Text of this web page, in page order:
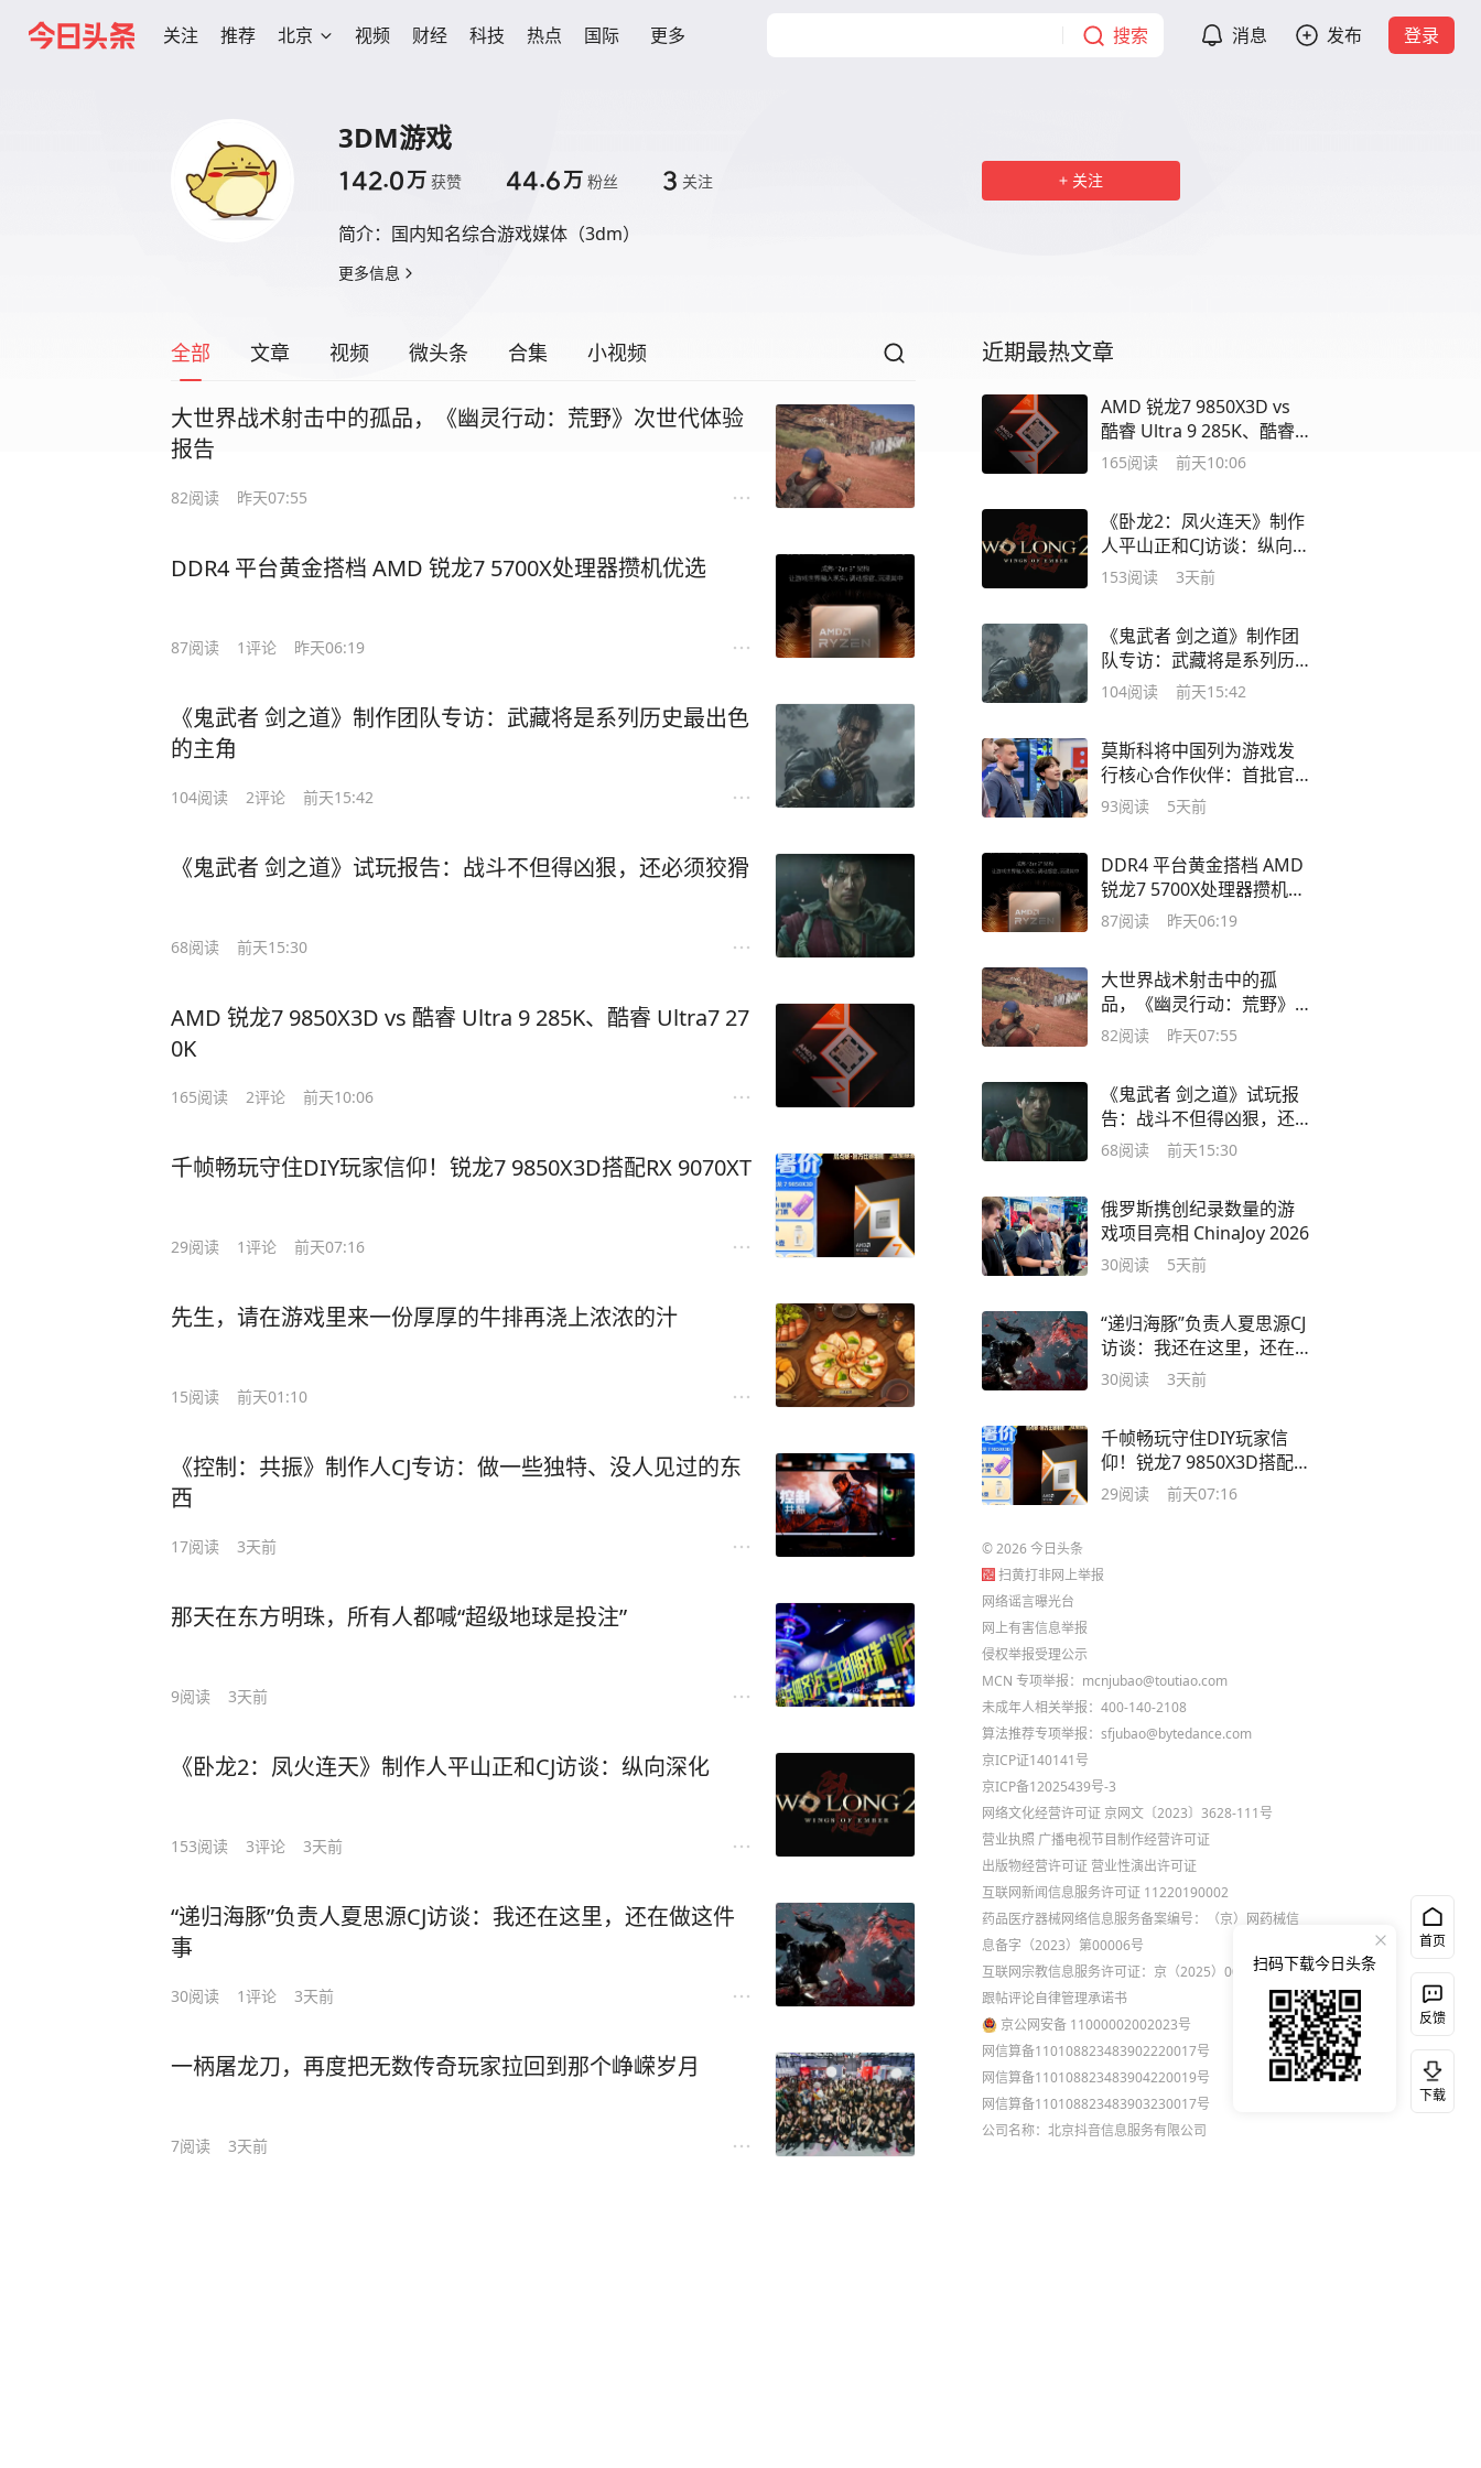
关注 推荐 北京 视频 财经 科技 热点 国际 更多 搜索 消息 发布 登录
3DM游戏
142.0万 获赞 44.6万 粉丝 3 关注
简介： 国内知名综合游戏媒体（3dm）
更多信息
关注
全部 文章 视频 微头条 合集 小视频
大世界战术射击中的孤品，《幽灵行动：荒野》次世代体验
报告
82阅读 昨天07:55
DDR4 平台黄金搭档 AMD 锐龙7 5700X处理器攒机优选
87阅读 1评论 昨天06:19
《鬼武者 剑之道》制作团队专访：武藏将是系列历史最出色
的主角
104阅读 2评论 前天15:42
《鬼武者 剑之道》试玩报告：战斗不但得凶狠，还必须狡猾
68阅读 前天15:30
AMD 锐龙7 9850X3D vs 酷睿 Ultra 9 285K、酷睿 Ultra7 27
0K
165阅读 2评论 前天10:06
千帧畅玩守住DIY玩家信仰！锐龙7 9850X3D搭配RX 9070XT
29阅读 1评论 前天07:16
先生，请在游戏里来一份厚厚的牛排再浇上浓浓的汁
15阅读 前天01:10
《控制：共振》制作人CJ专访：做一些独特、没人见过的东
西
17阅读 3天前
那天在东方明珠，所有人都喊“超级地球是投注”
9阅读 3天前
《卧龙2：凤火连天》制作人平山正和CJ访谈：纵向深化
153阅读 3评论 3天前
“递归海豚”负责人夏思源CJ访谈：我还在这里，还在做这件
事
30阅读 1评论 3天前
一柄屠龙刀，再度把无数传奇玩家拉回到那个峥嵘岁月
7阅读 3天前
近期最热文章
AMD 锐龙7 9850X3D vs
酷睿 Ultra 9 285K、酷睿
Ultra7 270K
165阅读 前天10:06
《卧龙2：凤火连天》制作
人平山正和CJ访谈：纵向深
化
153阅读 3天前
《鬼武者 剑之道》制作团
队专访：武藏将是系列历
史最出色的主角
104阅读 前天15:42
莫斯科将中国列为游戏发
行核心合作伙伴：首批官
方大作年内登陆
93阅读 5天前
DDR4 平台黄金搭档 AMD
锐龙7 5700X处理器攒机优
选
87阅读 昨天06:19
大世界战术射击中的孤
品，《幽灵行动：荒野》
次世代体验报告
82阅读 昨天07:55
《鬼武者 剑之道》试玩报
告：战斗不但得凶狠，还
必须狡猾
68阅读 前天15:30
俄罗斯携创纪录数量的游
戏项目亮相 ChinaJoy 2026
30阅读 5天前
“递归海豚”负责人夏思源CJ
访谈：我还在这里，还在
做这件事
30阅读 3天前
千帧畅玩守住DIY玩家信
仰！锐龙7 9850X3D搭配
RX 9070XT
29阅读 前天07:16
©2026今日头条
扫黄打非网上举报
网络谣言曝光台
网上有害信息举报
侵权举报受理公示
MCN 专项举报：mcnjubao@toutiao.com
未成年人相关举报：400-140-2108
算法推荐专项举报：sfjubao@bytedance.com
京ICP证140141号
京ICP备12025439号-3
网络文化经营许可证 京网文〔2023〕3628-111号
营业执照 广播电视节目制作经营许可证
出版物经营许可证 营业性演出许可证
互联网新闻信息服务许可证 11220190002
药品医疗器械网络信息服务备案编号：（京）网药械信
息备字（2023）第00006号
互联网宗教信息服务许可证：京（2025）0000021
跟帖评论自律管理承诺书
京公网安备 11000002002023号
网信算备110108823483902220017号
网信算备110108823483904220019号
网信算备110108823483903230017号
公司名称：北京抖音信息服务有限公司
首页
反馈
下载
扫码下载今日头条